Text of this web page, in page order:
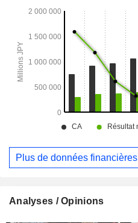
Plus de données financières
Analyses / Opinions